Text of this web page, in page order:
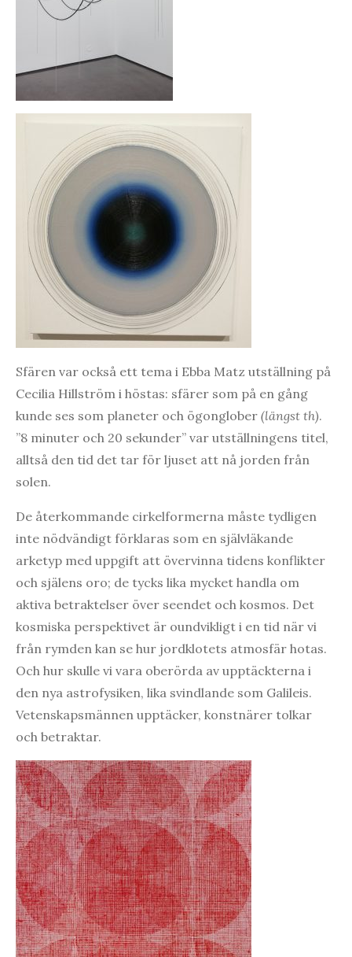
Sfären var också ett tema i Ebba Matz utställning på
Cecilia Hillström i höstas: sfärer som på en gång
kunde ses som planeter och ögonglober (längst th).
”8 minuter och 20 sekunder” var utställningens titel,
alltså den tid det tar för ljuset att nå jorden från
solen.
De återkommande cirkelformerna måste tydligen
inte nödvändigt förklaras som en självläkande
arketyp med uppgift att övervinna tidens konflikter
och själens oro; de tycks lika mycket handla om
aktiva betraktelser över seendet och kosmos. Det
kosmiska perspektivet är oundvikligt i en tid när vi
från rymden kan se hur jordklotets atmosfär hotas.
Och hur skulle vi vara oberörda av upptäckterna i
den nya astrofysiken, lika svindlande som Galileis.
Vetenskapsmännen upptäcker, konstnärer tolkar
och betraktar.